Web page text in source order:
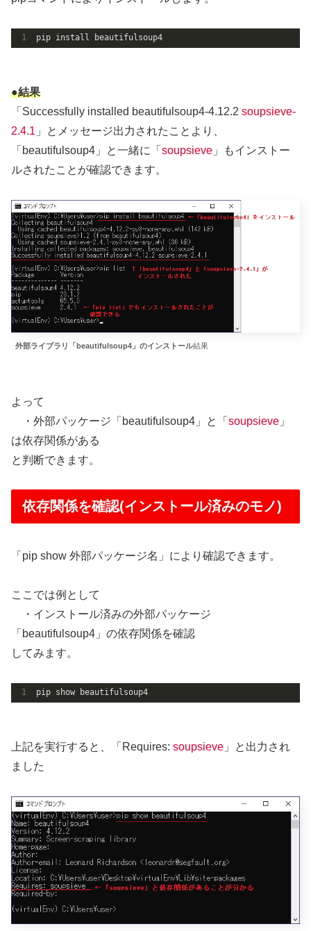
pip install beautifulsoup4
●結果
「Successfully installed beautifulsoup4-4.12.2 soupsieve-
2.4.1 」とメッセージ出力されたことより、
「beautifulsoup4」と一緒に「 soupsieve 」もインストー
ルされたことが確認できます。
外部ライブラリ「beautifulsoup4」のインストール結果
よって
・外部パッケージ「beautifulsoup4」と「 soupsieve 」
は依存関係がある
と判断できます。
依存関係を確認(インストール済みのモノ)
「pip show 外部パッケージ名」により確認できます。
ここでは例として
・インストール済みの外部パッケージ
「beautifulsoup4」の依存関係を確認
してみます。
pip show beautifulsoup4
上記を実行すると、「Requires: soupsieve 」と出力され
ました